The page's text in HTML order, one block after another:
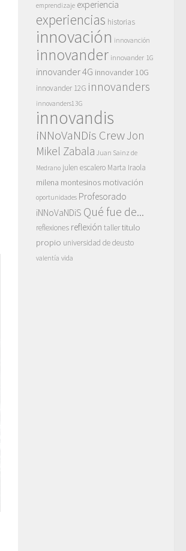
emprendizaje experiencia
experiencias historias
innovación innovanción
innovander innovander 1G
innovander 4G innovander 10G
innovander 12G innovanders
innovanders13G
innovandis
iNNoVaNDis CrewJon
Mikel Zabala Juan Sainz de
Medrano julen escalero Marta Iraola
milena montesinos motivación
oportunidades Profesorado
iNNoVaNDiS Qué fue de...
reflexiones reflexión tallertitulo
propio universidad de deusto
valentía vida